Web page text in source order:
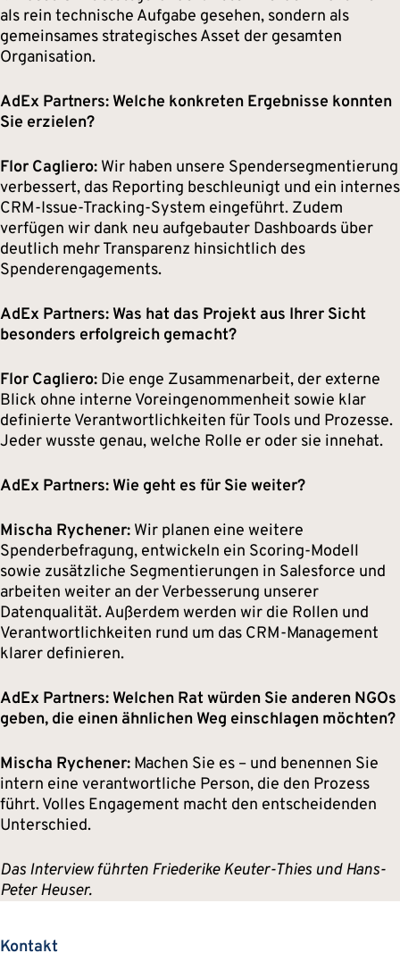
als rein technische Aufgabe gesehen, sondern als
gemeinsames strategisches Asset der gesamten
Organisation.
AdEx Partners: Welche konkreten Ergebnisse konnten
Sie erzielen?
Flor Cagliero: Wir haben unsere Spendersegmentierung
verbessert, das Reporting beschleunigt und ein internes
CRM-Issue-Tracking-System eingeführt. Zudem
verfügen wir dank neu aufgebauter Dashboards über
deutlich mehr Transparenz hinsichtlich des
Spenderengagements.
AdEx Partners: Was hat das Projekt aus Ihrer Sicht
besonders erfolgreich gemacht?
Flor Cagliero: Die enge Zusammenarbeit, der externe
Blick ohne interne Voreingenommenheit sowie klar
definierte Verantwortlichkeiten für Tools und Prozesse.
Jeder wusste genau, welche Rolle er oder sie innehat.
AdEx Partners: Wie geht es für Sie weiter?
Mischa Rychener: Wir planen eine weitere
Spenderbefragung, entwickeln ein Scoring-Modell
sowie zusätzliche Segmentierungen in Salesforce und
arbeiten weiter an der Verbesserung unserer
Datenqualität. Außerdem werden wir die Rollen und
Verantwortlichkeiten rund um das CRM-Management
klarer definieren.
AdEx Partners: Welchen Rat würden Sie anderen NGOs
geben, die einen ähnlichen Weg einschlagen möchten?
Mischa Rychener: Machen Sie es – und benennen Sie
intern eine verantwortliche Person, die den Prozess
führt. Volles Engagement macht den entscheidenden
Unterschied.
Das Interview führten Friederike Keuter-Thies und Hans-
Peter Heuser.
Kontakt